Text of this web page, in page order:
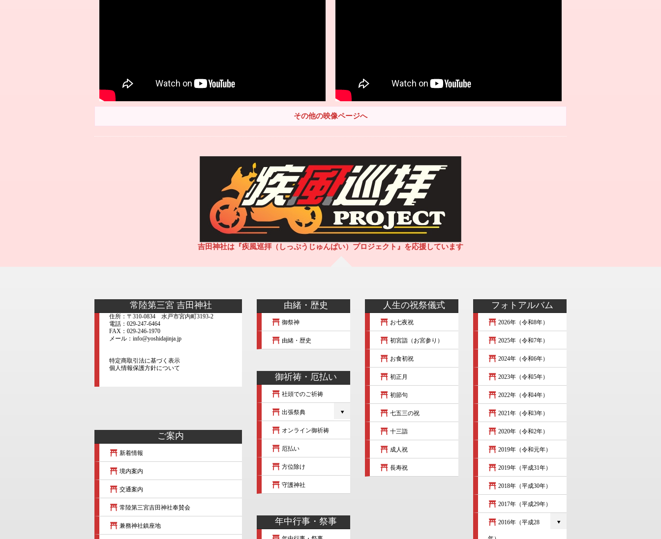
その他の映像ページへ
吉田神社は『疾風巡拝（しっぷうじゅんぱい）プロジェクト』を応援しています
常陸第三宮 吉田神社
住所：〒310-0834 水戸市宮内町3193-2
電話：029-247-6464
FAX：029-246-1970
メール：info@yoshidajinja.jp
特定商取引法に基づく表示
個人情報保護方針について
ご案内
新着情報
境内案内
交通案内
常陸第三宮吉田神社奉賛会
兼務神社鎮座地
由緒・歴史
御祭神
由緒・歴史
御祈祷・厄払い
社頭でのご祈祷
出張祭典
オンライン御祈祷
厄払い
方位除け
守護神社
年中行事・祭事
人生の祝祭儀式
お七夜祝
初宮詣（お宮参り）
お食初祝
初正月
初節句
七五三の祝
十三詣
成人祝
長寿祝
フォトアルバム
2026年（令和8年）
2025年（令和7年）
2024年（令和6年）
2023年（令和5年）
2022年（令和4年）
2021年（令和3年）
2020年（令和2年）
2019年（令和元年）
2019年（平成31年）
2018年（平成30年）
2017年（平成29年）
2016年（平成28